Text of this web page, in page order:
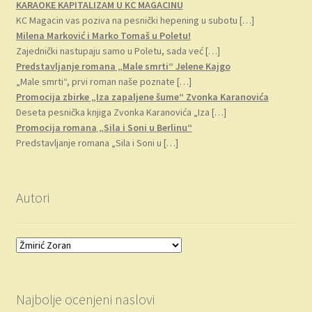
KARAOKE KAPITALIZAM U KC MAGACINU
KC Magacin vas poziva na pesnički hepening u subotu […]
Milena Marković i Marko Tomaš u Poletu!
Zajednički nastupaju samo u Poletu, sada već[…]
Predstavljanje romana „Male smrti“ Jelene Kajgo
„Male smrti“, prvi roman naše poznate […]
Promocija zbirke „Iza zapaljene šume“ Zvonka Karanovića
Deseta pesnička knjiga Zvonka Karanovića „Iza […]
Promocija romana „Sila i Soni u Berlinu“
Predstavljanje romana „Sila i Soni u […]
Autori
Najbolje ocenjeni naslovi